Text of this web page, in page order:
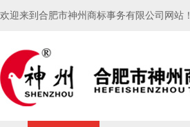
欢迎来到合肥市神州商标事务有限公司网站！